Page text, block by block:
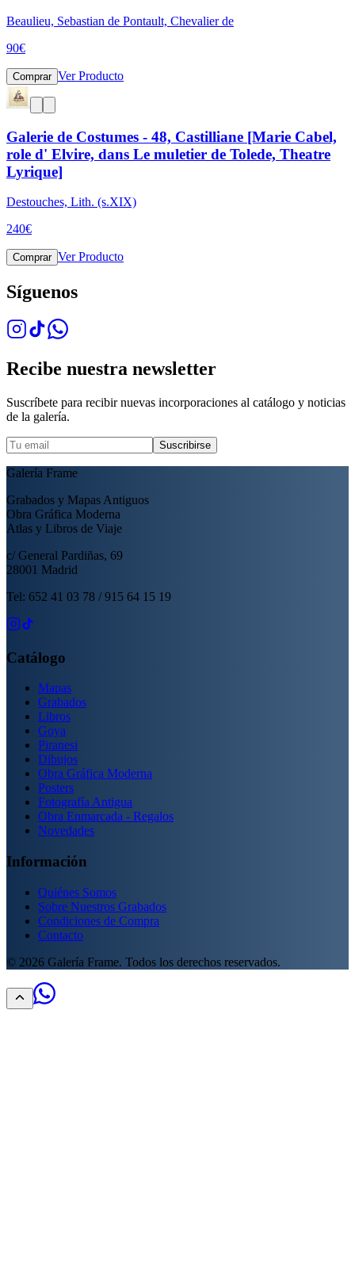
Beaulieu, Sebastian de Pontault, Chevalier de
90€
Comprar Ver Producto
Galerie de Costumes - 48, Castilliane [Marie Cabel,
role d' Elvire, dans Le muletier de Tolede, Theatre
Lyrique]
Destouches, Lith. (s.XIX)
240€
Comprar Ver Producto
Síguenos
Recibe nuestra newsletter
Suscríbete para recibir nuevas incorporaciones al catálogo y noticias
de la galería.
Suscribirse
Galería Frame
Grabados y Mapas Antiguos
Obra Gráfica Moderna
Atlas y Libros de Viaje
c/ General Pardiñas, 69
28001 Madrid
Tel: 652 41 03 78 / 915 64 15 19
Catálogo
Mapas
Grabados
Libros
Goya
Piranesi
Dibujos
Obra Gráfica Moderna
Posters
Fotografía Antigua
Obra Enmarcada - Regalos
Novedades
Información
Quiénes Somos
Sobre Nuestros Grabados
Condiciones de Compra
Contacto
© 2026 Galería Frame. Todos los derechos reservados.